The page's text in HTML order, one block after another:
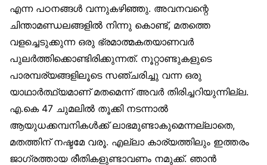
എന്ന പഠനങ്ങൾ വന്നുകഴിഞ്ഞു. അവനവന്റെ
ചിന്താമണ്ഡലങ്ങളിൽ നിന്നു കൊണ്ട്, മതത്തെ
വളച്ചെടുക്കുന്ന ഒരു ഭ്രമാത്മകതയാണവർ
പുലർത്തിക്കൊണ്ടിരിക്കുന്നത്. നൂറ്റാണ്ടുകളുടെ
പാരമ്പര്യങ്ങളിലൂടെ സഞ്ചരിച്ചു വന്ന ഒരു
യാഥാർത്ഥ്യമാണ് മതമെന്ന് അവർ തിരിച്ചറിയുന്നില്ല.
എ.കെ 47 ചുമലിൽ തൂക്കി നടന്നാൽ
ആയുധക്കമ്പനികൾക്ക് ലാഭമുണ്ടാകുമെന്നല്ലാതെ,
മതത്തിന് നഷ്ടമേ വരൂ. എല്ലാ കാര്യത്തിലും ഇത്തരം
ജാഗ്രത്തായ രീതികളുണ്ടാവണം നമുക്ക്. ഞാൻ